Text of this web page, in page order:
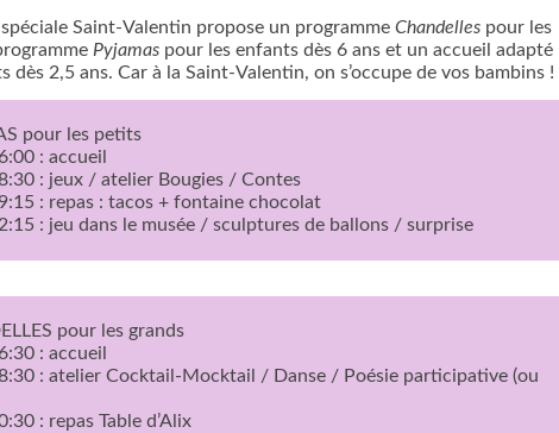
Saint-Valentin propose un programme Chandelles pour les
Pyjamas pour les enfants dès 6 ans et un accueil adapté
dès 2,5 ans. Car à la Saint-Valentin, on s’occupe de vos bambins !
pour les petits
: accueil
: jeux / atelier Bougies / Contes
: repas : tacos + fontaine chocolat
: jeu dans le musée / sculptures de ballons / surprise
pour les grands
: accueil
: atelier Cocktail-Mocktail / Danse / Poésie participative (ou
: repas Table d’Alix